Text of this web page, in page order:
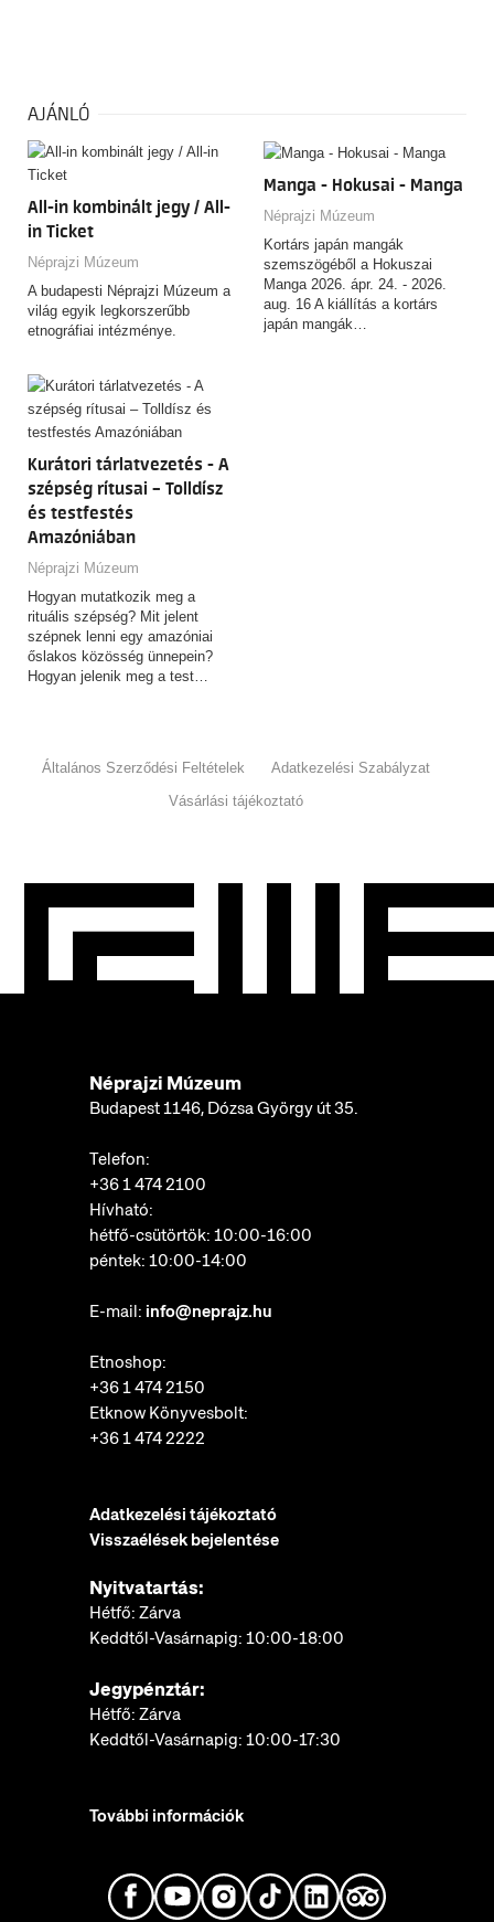
AJÁNLÓ
All-in kombinált jegy / All-
in Ticket
Néprajzi Múzeum
A budapesti Néprajzi Múzeum a
világ egyik legkorszerűbb
etnográfiai intézménye.
Manga - Hokusai - Manga
Néprajzi Múzeum
Kortárs japán mangák
szemszögéből a Hokuszai
Manga 2026. ápr. 24. - 2026.
aug. 16 A kiállítás a kortárs
japán mangák…
Kurátori tárlatvezetés - A
szépség rítusai – Tolldísz
és testfestés
Amazóniában
Néprajzi Múzeum
Hogyan mutatkozik meg a
rituális szépség? Mit jelent
szépnek lenni egy amazóniai
őslakos közösség ünnepein?
Hogyan jelenik meg a test…
Általános Szerződési Feltételek
Adatkezelési Szabályzat
Vásárlási tájékoztató
Néprajzi Múzeum
Budapest 1146, Dózsa György út 35.
Telefon:
+36 1 474 2100
Hívható:
hétfő-csütörtök: 10:00-16:00
péntek: 10:00-14:00
E-mail: info@neprajz.hu
Etnoshop:
+36 1 474 2150
Etknow Könyvesbolt:
+36 1 474 2222
Adatkezelési tájékoztató
Visszaélések bejelentése
Nyitvatartás:
Hétfő: Zárva
Keddtől-Vasárnapig: 10:00-18:00
Jegypénztár:
Hétfő: Zárva
Keddtől-Vasárnapig: 10:00-17:30
További információk